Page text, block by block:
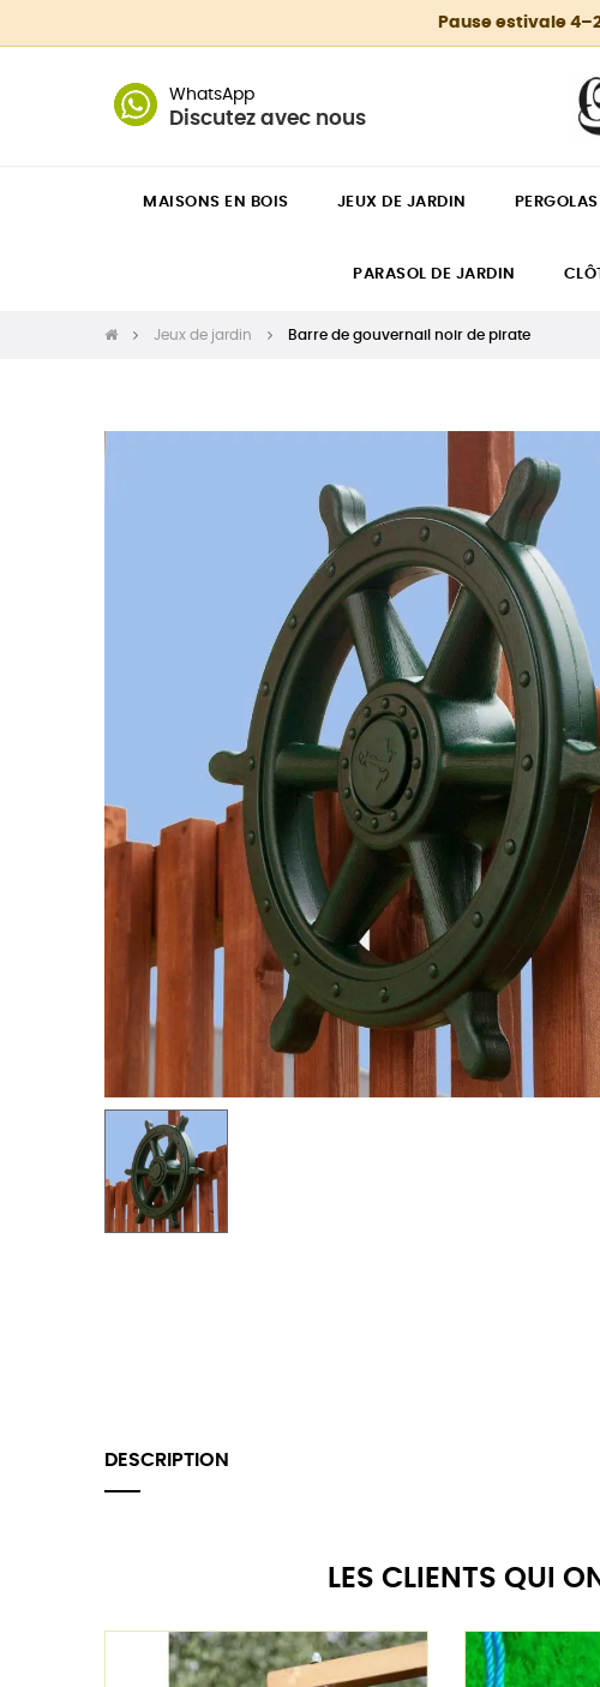
Pause estivale
WhatsApp
Discutez avec nous
MAISONS EN BOIS JEUX DE JARDIN
PARASOL DE JARDIN
Jeux de jardin Barre de gouvernail noir de pirate
DESCRIPTION
LES CLIENTS QUI